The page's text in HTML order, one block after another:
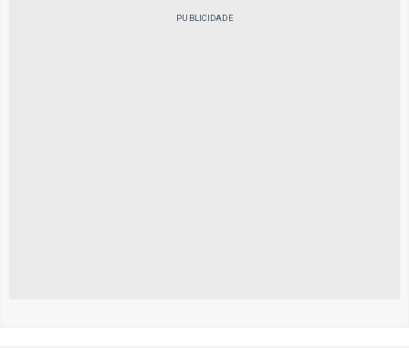
PUBLICIDADE